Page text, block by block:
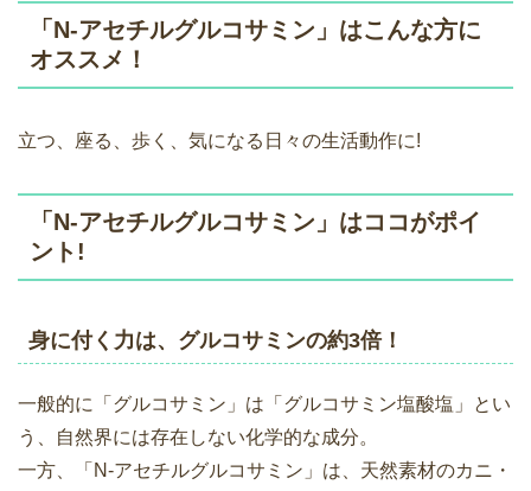
「N-アセチルグルコサミン」はこんな方に
オススメ！
立つ、座る、歩く、気になる日々の生活動作に!
「N-アセチルグルコサミン」はココがポイ
ント!
身に付く力は、グルコサミンの約3倍！
一般的に「グルコサミン」は「グルコサミン塩酸塩」とい
う、自然界には存在しない化学的な成分。
一方、「N-アセチルグルコサミン」は、天然素材のカニ・